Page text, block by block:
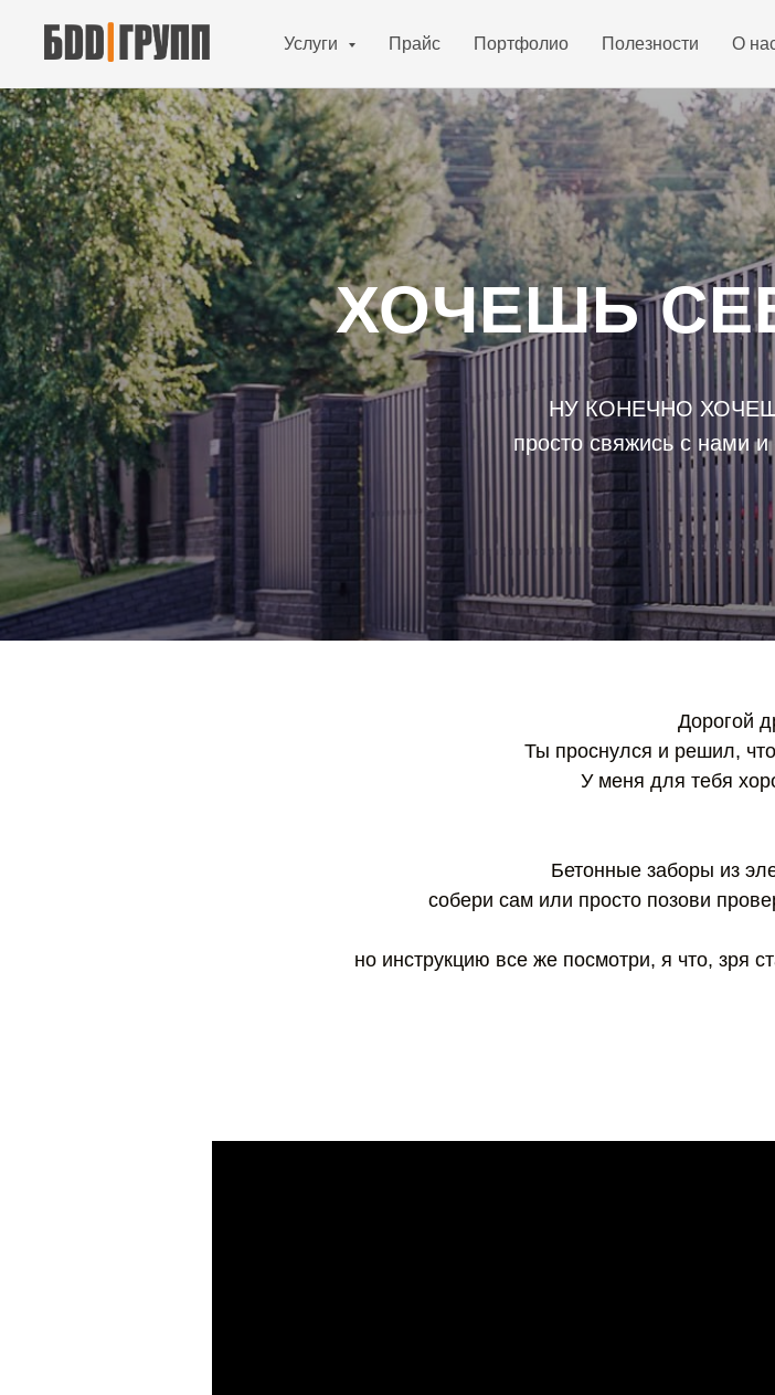
Услуги Прайс Портфолио Полезности О
ХОЧЕШЬ
НУ КОНЕЧНО
просто свяжись с нами
Дорогой
Ты проснулся и решил,
У меня для тебя
Бетонные заборы из
собери сам или просто позови
но инструкцию все же посмотри, я что, зря